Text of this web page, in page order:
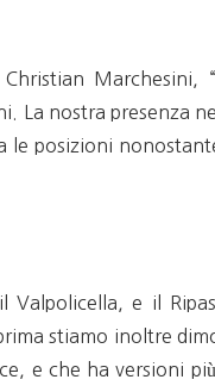
Marchesini,
La nostra presenza
le posizioni
Valpolicella, e il
stiamo inoltre
e che ha versioni